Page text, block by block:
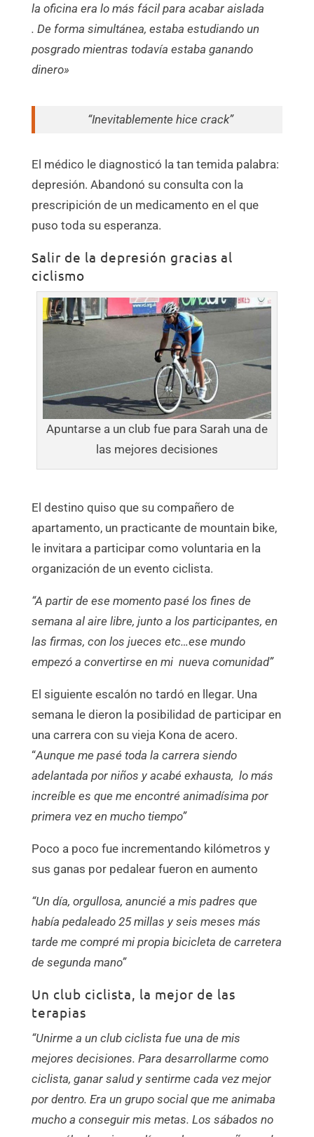
la oficina era lo más fácil para acabar aislada
. De forma simultánea, estaba estudiando un
posgrado mientras todavía estaba ganando
dinero»
“Inevitablemente hice crack”
El médico le diagnosticó la tan temida palabra:
depresión. Abandonó su consulta con la
prescripición de un medicamento en el que
puso toda su esperanza.
Salir de la depresión gracias al
ciclismo
Apuntarse a un club fue para Sarah una de
las mejores decisiones
El destino quiso que su compañero de
apartamento, un practicante de mountain bike,
le invitara a participar como voluntaria en la
organización de un evento ciclista.
“A partir de ese momento pasé los fines de
semana al aire libre, junto a los participantes, en
las firmas, con los jueces etc…ese mundo
empezó a convertirse en mi nueva comunidad”
El siguiente escalón no tardó en llegar. Una
semana le dieron la posibilidad de participar en
una carrera con su vieja Kona de acero.
“Aunque me pasé toda la carrera siendo
adelantada por niños y acabé exhausta, lo más
increíble es que me encontré animadísima por
primera vez en mucho tiempo”
Poco a poco fue incrementando kilómetros y
sus ganas por pedalear fueron en aumento
“Un día, orgullosa, anuncié a mis padres que
había pedaleado 25 millas y seis meses más
tarde me compré mi propia bicicleta de carretera
de segunda mano”
Un club ciclista, la mejor de las
terapias
“Unirme a un club ciclista fue una de mis
mejores decisiones. Para desarrollarme como
ciclista, ganar salud y sentirme cada vez mejor
por dentro. Era un grupo social que me animaba
mucho a conseguir mis metas. Los sábados no